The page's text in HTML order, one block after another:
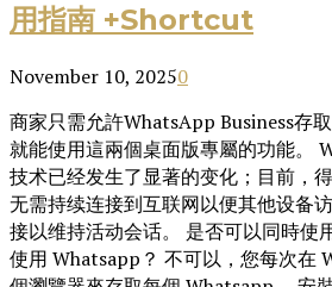
用指南 +Shortcut
November 10, 20250
商家只需允許WhatsApp Business存
就能使用這兩個桌面版專屬的功能。
技术已经发生了显著的变化；目前，
无需持续连接到互联网以便其他设备
接以维持活动会话。 是否可以同時使
使用 Whatsapp？ 不可以，您每次在